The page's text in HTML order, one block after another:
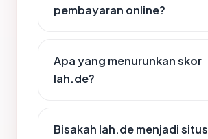
pembayaran online?
Apa yang menurunkan skor
lah.de?
Bisakah lah.de menjadi situs